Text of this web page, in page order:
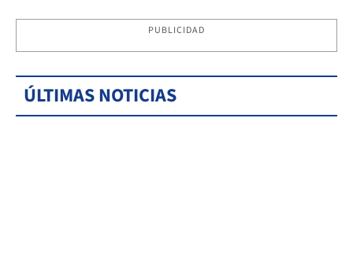
PUBLICIDAD
ÚLTIMAS NOTICIAS